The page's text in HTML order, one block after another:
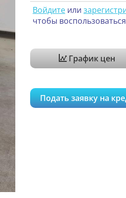
Войдите или
чтобы
График цен
Подать заявку на